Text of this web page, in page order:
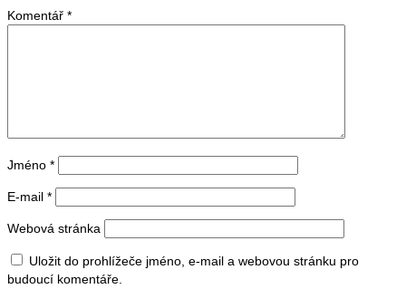
Komentář *
Jméno *
E-mail *
Webová stránka
Uložit do prohlížeče jméno, e-mail a webovou stránku pro
budoucí komentáře.